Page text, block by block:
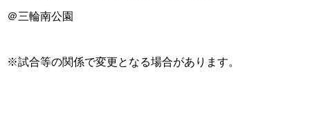
＠三輪南公園
※試合等の関係で変更となる場合があります。